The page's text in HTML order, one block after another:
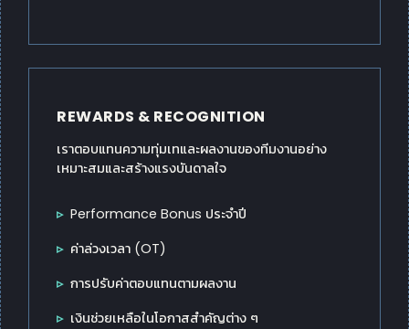
REWARDS & RECOGNITION
เราตอบแทนความทุ่มเทและผลงานของทีมงานอย่าง
เหมาะสมและสร้างแรงบันดาลใจ
Performance Bonus ประจำปี
ค่าล่วงเวลา (OT)
การปรับค่าตอบแทนตามผลงาน
เงินช่วยเหลือในโอกาสสำคัญต่าง ๆ